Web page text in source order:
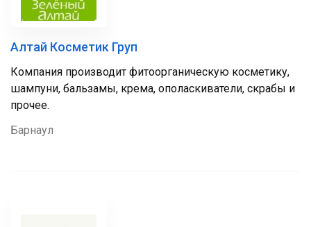
Алтай Косметик Груп
Компания производит фитоорганическую косметику,
шампуни, бальзамы, крема, ополаскиватели, скрабы и
прочее.
Барнаул